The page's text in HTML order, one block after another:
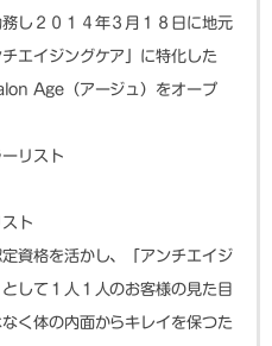
し２０１４年３月１８日に地元
エイジングケア」に特化した
Age（アージュ）をオープ
ーリスト
ト
資格を活かし、「アンチエイジ
して１人１人のお客様の見た目
く体の内面からキレイを保つた